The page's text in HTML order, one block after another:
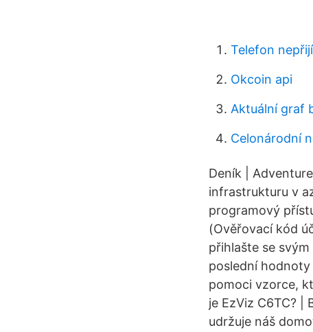
Telefon
Okcoin api
Aktuální graf
Celonárodní
Deník |
infrastrukturu v
programový
(Ověřovací kód
přihlašte se
poslední hodnoty
pomoci vzorce,
je EzViz C6TC? |
udržuje náš